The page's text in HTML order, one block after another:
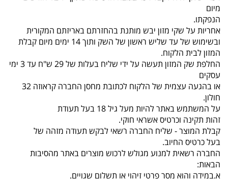
מיום
הנפקתו.
אחריות על שקי מזון יבש מותנת בהחזרתם באריזתם המקורית
ובשימוש של עד שליש ראשון של השק ותוך 14 ימים מיום קבלת
המזון לבית הלקוח.
החלפת שק המזון תעשה על ידי שליח בעלות של 29 ש"ח עד 3 ימי
עסקים
או בהגעה עצמית של הלקוח לכתובת מחסן החברה קראוזה 32
חולון.
על המשתמש באתר להיות מעל גיל 18 בעל תעודת
זהות תקינה וכרטיס אשראי חוקי.
קבלת המוצר - שליח החברה רשאי לבקש תעודה מזהה של
בעל כרטיס החיוב.
החברה רשאית למנוע מגולש לרכוש מוצרים באתר מהסיבות
הבאות:
א.במידה והוא מסר פרטי זיהוי או תשלום שגויים.